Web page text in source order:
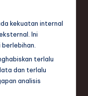
kekuatan internal
Ini
terlalu
dan terlalu
analisis